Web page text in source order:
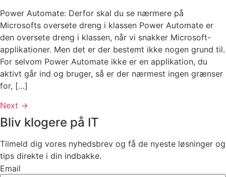
Power Automate: Derfor skal du se nærmere på
Microsofts oversete dreng i klassen Power Automate er
den oversete dreng i klassen, når vi snakker Microsoft-
applikationer. Men det er der bestemt ikke nogen grund til.
For selvom Power Automate ikke er en applikation, du
aktivt går ind og bruger, så er der nærmest ingen grænser
for, […]
Next →
Bliv klogere på IT
Tilmeld dig vores nyhedsbrev og få de nyeste løsninger og
tips direkte i din indbakke.
Email